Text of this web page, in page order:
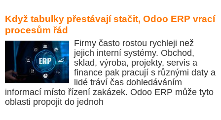
Když tabulky přestávají stačit, Odoo ERP vrací
procesům řád
Firmy často rostou rychleji než
jejich interní systémy. Obchod,
sklad, výroba, projekty, servis a
finance pak pracují s různými daty a
lidé tráví čas dohledáváním
informací místo řízení zakázek. Odoo ERP může tyto
oblasti propojit do jednoh